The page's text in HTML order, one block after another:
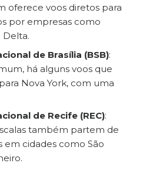
oferece voos diretos para
por empresas como
Delta.
de Brasília (BSB):
há alguns voos que
Nova York, com uma
de Recife (REC):
também partem de
em cidades como São